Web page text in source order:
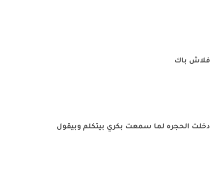
فلاش باك
دخلت الحجره لما سمعت بكري بيتكلم وبيقول